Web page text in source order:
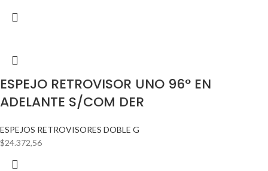
ESPEJO RETROVISOR UNO 96° EN
ADELANTE S/COM DER
ESPEJOS RETROVISORES DOBLE G
$24.372,56